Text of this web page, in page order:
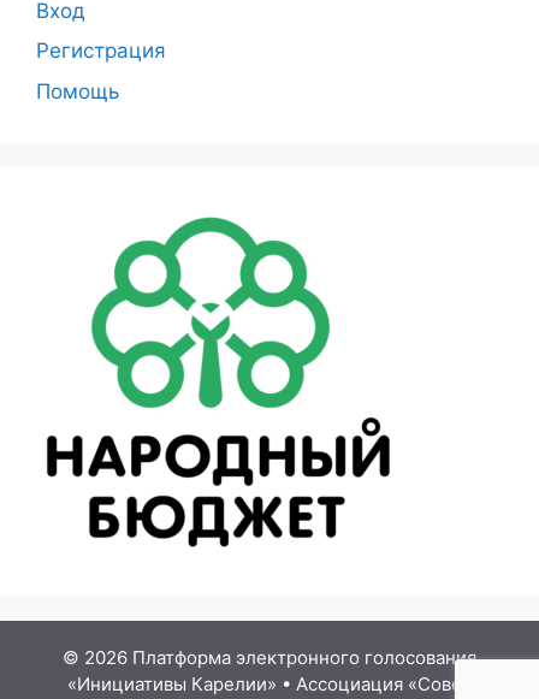
Вход
Регистрация
Помощь
© 2026 Платформа электронного голосования
«Инициативы Карелии» • Ассоциация «Совет